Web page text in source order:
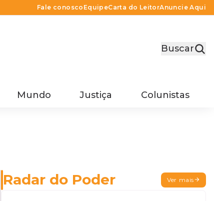
Fale conosco EquipeCarta do LeitorAnuncie Aqui
Buscar
Mundo Justiça Colunistas
Radar do Poder Ver mais